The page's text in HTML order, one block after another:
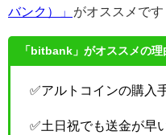
バンク）」
がオススメです
「bitbank」がオススメの理
✅アルトコインの購入
✅土日祝でも送金が早